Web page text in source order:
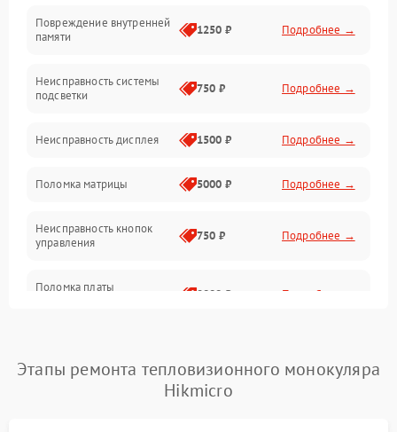
Матрица
Оптика
Повреждение внутренней
памяти
1250 ₽ Подробнее →
Неисправность системы
подсветки
750 ₽ Подробнее →
Неисправность дисплея 1500 ₽ Подробнее →
Поломка матрицы 5000 ₽ Подробнее →
Неисправность кнопок
управления
750 ₽ Подробнее →
Поломка платы
2000 ₽ Подробнее →
Этапы ремонта тепловизионного монокуляра
Hikmicro